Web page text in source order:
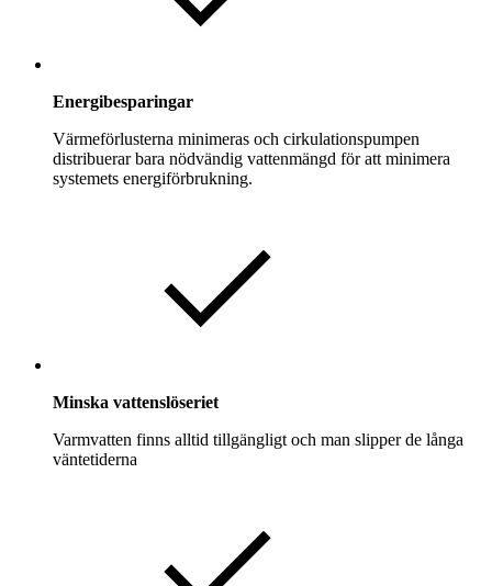
Energibesparingar
Värmeförlusterna minimeras och cirkulationspumpen
distribuerar bara nödvändig vattenmängd för att minimera
systemets energiförbrukning.
Minska vattenslöseriet
Varmvatten finns alltid tillgängligt och man slipper de långa
väntetiderna